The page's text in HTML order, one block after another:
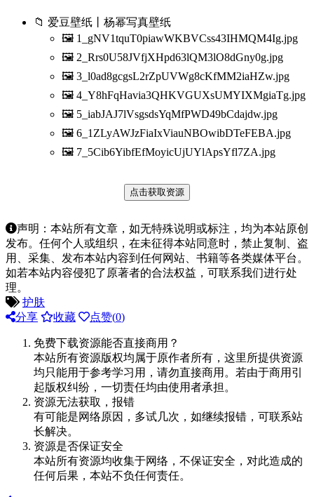
📁 爱豆壁纸丨杨幂写真壁纸
🖼️ 1_gNV1tquT0piawWKBVCss43IHMQM4Ig.jpg
🖼️ 2_Rrs0U58JVfjXHpd63lQM3lO8dGny0g.jpg
🖼️ 3_l0ad8gcgsL2rZpUVWg8cKfMM2iaHZw.jpg
🖼️ 4_Y8hFqHavia3QHKVGUXsUMYIXMgiaTg.jpg
🖼️ 5_iabJAJ7lVsgsdsYqMfPWD49bCdajdw.jpg
🖼️ 6_1ZLyAWJzFiaIxViauNBOwibDTeFEBA.jpg
🖼️ 7_5Cib6YibfEfMoyicUjUYlApsYfl7ZA.jpg
点击获取资源
声明：本站所有文章，如无特殊说明或标注，均为本站原创
发布。任何个人或组织，在未征得本站同意时，禁止复制、盗
用、采集、发布本站内容到任何网站、书籍等各类媒体平台。
如若本站内容侵犯了原著者的合法权益，可联系我们进行处
理。
护肤
分享
收藏 点赞(0)
免费下载资源能否直接商用？
本站所有资源版权均属于原作者所有，这里所提供资源
均只能用于参考学习用，请勿直接商用。若由于商用引
起版权纠纷，一切责任均由使用者承担。
资源无法获取，报错
有可能是网络原因，多试几次，如继续报错，可联系站
长解决。
资源是否保证安全
本站所有资源均收集于网络，不保证安全，对此造成的
任何后果，本站不负任何责任。